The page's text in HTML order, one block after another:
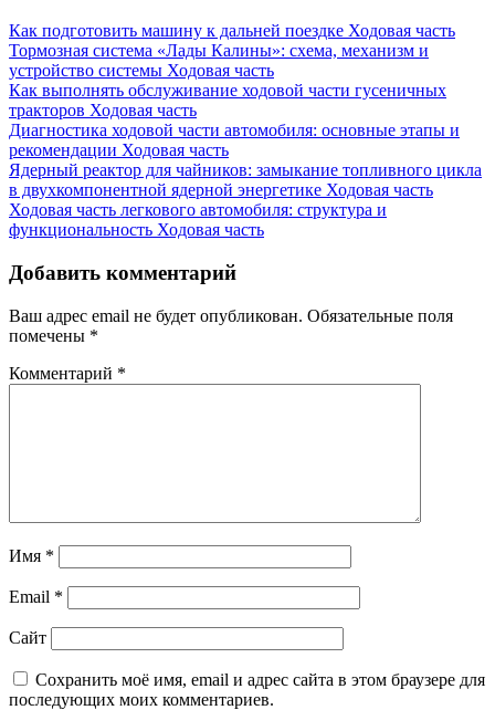
Как подготовить машину к дальней поездке Ходовая часть
Тормозная система «Лады Калины»: схема, механизм и
устройство системы Ходовая часть
Как выполнять обслуживание ходовой части гусеничных
тракторов Ходовая часть
Диагностика ходовой части автомобиля: основные этапы и
рекомендации Ходовая часть
Ядерный реактор для чайников: замыкание топливного цикла
в двухкомпонентной ядерной энергетике Ходовая часть
Ходовая часть легкового автомобиля: структура и
функциональность Ходовая часть
Добавить комментарий
Ваш адрес email не будет опубликован. Обязательные поля
помечены *
Комментарий *
Имя *
Email *
Сайт
Сохранить моё имя, email и адрес сайта в этом браузере для
последующих моих комментариев.